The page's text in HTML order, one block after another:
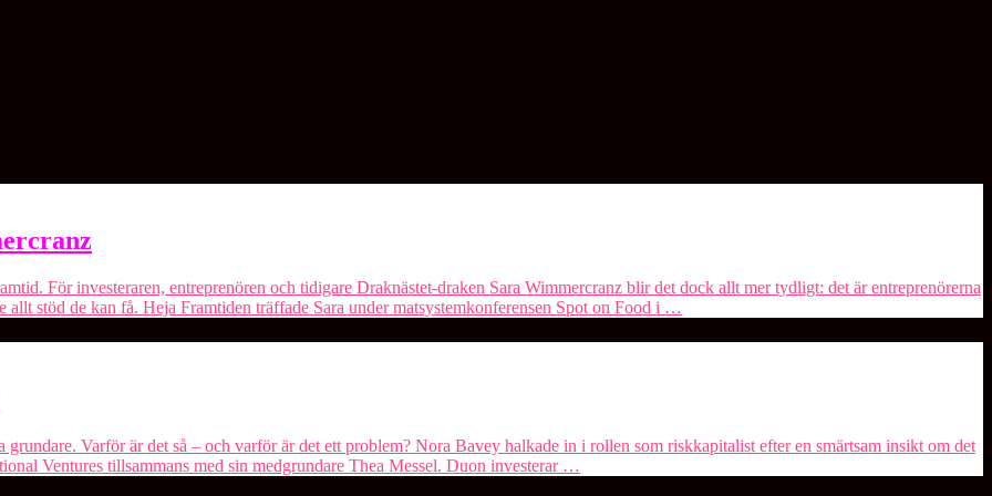
För investeraren, entreprenören och tidigare Draknästet-draken Sara Wimmercranz blir det dock allt mer tydligt: det är entreprenörerna
stöd de kan få. Heja Framtiden träffade Sara under matsystemkonferensen ⁠Spot on Food⁠ i …
Varför är det så – och varför är det ett problem? Nora Bavey halkade in i rollen som riskkapitalist efter en smärtsam insikt om det
Ventures⁠ tillsammans med sin medgrundare Thea Messel. Duon investerar …